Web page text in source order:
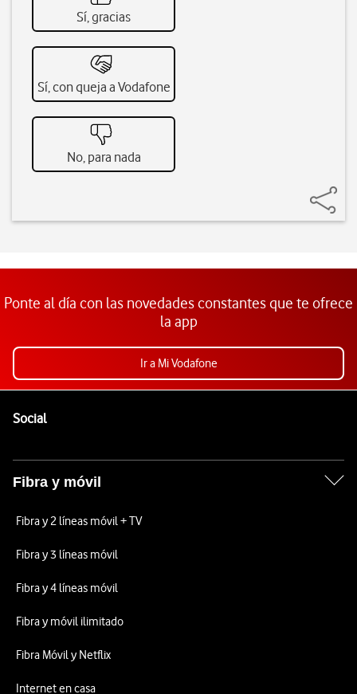
Sí, gracias
Sí, con queja a Vodafone
No, para nada
Ponte al día con las novedades constantes que te ofrece
la app
Ir a Mi Vodafone
SocialEnlaces a las redes sociales de Vodafone
Fibra y móvil
Fibra y 2 líneas móvil + TV
Fibra y 3 líneas móvil
Fibra y 4 líneas móvil
Fibra y móvil ilimitado
Fibra Móvil y Netflix
Internet en casa